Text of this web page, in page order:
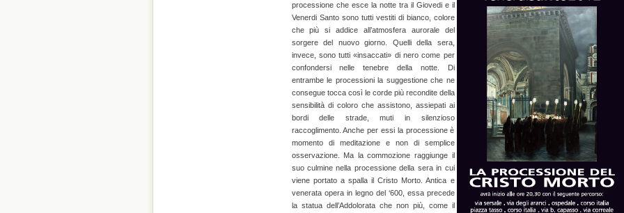
processione che esce la notte tra il Giovedi e il
Venerdi Santo sono tutti vestiti di bianco, colore
che più si addice all’atmosfera aurorale del
sorgere del nuovo giorno. Quelli della sera,
invece, sono tutti «insaccati» di nero come per
confondersi nelle tenebre della notte. Di
entrambe le processioni la suggestione che ne
consegue tocca così le corde più recondite della
sensibilità di coloro che assistono, assiepati ai
bordi delle strade, muti in silenzioso
raccoglimento. Anche per essi la processione è
momento di meditazione e non di semplice
osservazione. Ma la commozione raggiunge il
suo culmine nella processione della sera in cui
viene portato a spalla il Cristo Morto. Antica e
venerata opera in legno del ‘600, essa precede
la statua dell’Addolorata che non più, come il